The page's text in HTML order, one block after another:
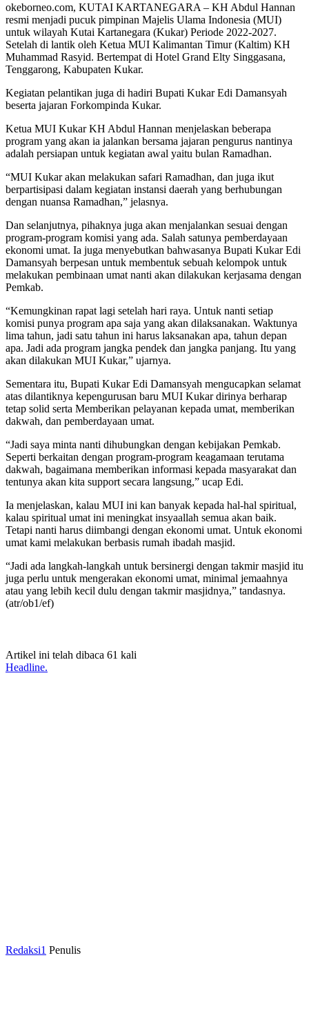
okeborneo.com, KUTAI KARTANEGARA – KH Abdul Hannan
resmi menjadi pucuk pimpinan Majelis Ulama Indonesia (MUI)
untuk wilayah Kutai Kartanegara (Kukar) Periode 2022-2027.
Setelah di lantik oleh Ketua MUI Kalimantan Timur (Kaltim) KH
Muhammad Rasyid. Bertempat di Hotel Grand Elty Singgasana,
Tenggarong, Kabupaten Kukar.
Kegiatan pelantikan juga di hadiri Bupati Kukar Edi Damansyah
beserta jajaran Forkompinda Kukar.
Ketua MUI Kukar KH Abdul Hannan menjelaskan beberapa
program yang akan ia jalankan bersama jajaran pengurus nantinya
adalah persiapan untuk kegiatan awal yaitu bulan Ramadhan.
“MUI Kukar akan melakukan safari Ramadhan, dan juga ikut
berpartisipasi dalam kegiatan instansi daerah yang berhubungan
dengan nuansa Ramadhan,” jelasnya.
Dan selanjutnya, pihaknya juga akan menjalankan sesuai dengan
program-program komisi yang ada. Salah satunya pemberdayaan
ekonomi umat. Ia juga menyebutkan bahwasanya Bupati Kukar Edi
Damansyah berpesan untuk membentuk sebuah kelompok untuk
melakukan pembinaan umat nanti akan dilakukan kerjasama dengan
Pemkab.
“Kemungkinan rapat lagi setelah hari raya. Untuk nanti setiap
komisi punya program apa saja yang akan dilaksanakan. Waktunya
lima tahun, jadi satu tahun ini harus laksanakan apa, tahun depan
apa. Jadi ada program jangka pendek dan jangka panjang. Itu yang
akan dilakukan MUI Kukar,” ujarnya.
Sementara itu, Bupati Kukar Edi Damansyah mengucapkan selamat
atas dilantiknya kepengurusan baru MUI Kukar dirinya berharap
tetap solid serta Memberikan pelayanan kepada umat, memberikan
dakwah, dan pemberdayaan umat.
“Jadi saya minta nanti dihubungkan dengan kebijakan Pemkab.
Seperti berkaitan dengan program-program keagamaan terutama
dakwah, bagaimana memberikan informasi kepada masyarakat dan
tentunya akan kita support secara langsung,” ucap Edi.
Ia menjelaskan, kalau MUI ini kan banyak kepada hal-hal spiritual,
kalau spiritual umat ini meningkat insyaallah semua akan baik.
Tetapi nanti harus diimbangi dengan ekonomi umat. Untuk ekonomi
umat kami melakukan berbasis rumah ibadah masjid.
“Jadi ada langkah-langkah untuk bersinergi dengan takmir masjid itu
juga perlu untuk mengerakan ekonomi umat, minimal jemaahnya
atau yang lebih kecil dulu dengan takmir masjidnya,” tandasnya.
(atr/ob1/ef)
Artikel ini telah dibaca 61 kali
Headline.
Redaksi1 Penulis